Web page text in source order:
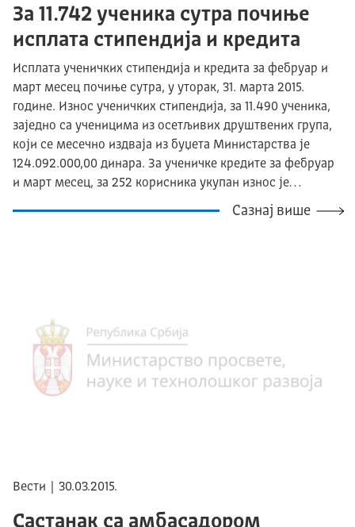
За 11.742 ученика сутра почиње
исплата стипендија и кредита
Исплата ученичких стипендија и кредита за фебруар и
март месец почиње сутра, у уторак, 31. марта 2015.
године. Износ ученичких стипендија, за 11.490 ученика,
заједно са ученицима из осетљивих друштвених група,
који се месечно издваја из буџета Министарства је
124.092.000,00 динара. За ученичке кредите за фебруар
и март месец, за 252 корисника укупан износ је…
Сазнај више
Вести | 30.03.2015.
Састанак са амбасадором